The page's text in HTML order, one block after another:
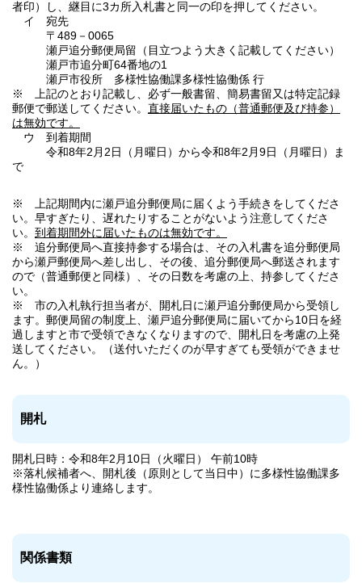
者印）し、継目に3カ所入札書と同一の印を押してください。
イ 宛先
〒489－0065
瀬戸追分郵便局留（目立つよう大きく記載してください）
瀬戸市追分町64番地の1
瀬戸市役所 多様性協働課多様性協働係 行
※ 上記のとおり記載し、必ず一般書留、簡易書留又は特定記録
郵便で郵送してください。 直接届いたもの（普通郵便及び持参）
は無効です。
ウ 到着期間
令和8年2月2日（月曜日）から令和8年2月9日（月曜日）ま
で
※ 上記期間内に瀬戸追分郵便局に届くよう手続きをしてくださ
い。早すぎたり、遅れたりすることがないよう注意してくださ
い。 到着期間外に届いたものは無効です。
※ 追分郵便局へ直接持参する場合は、その入札書を追分郵便局
から瀬戸郵便局へ差し出し、その後、追分郵便局へ郵送されます
ので（普通郵便と同様）、その日数を考慮の上、持参してくださ
い。
※ 市の入札執行担当者が、開札日に瀬戸追分郵便局から受領し
ます。郵便局留の制度上、瀬戸追分郵便局に届いてから10日を経
過しますと市で受領できなくなりますので、開札日を考慮の上発
送してください。（送付いただくのが早すぎても受領ができませ
ん。）
開札
開札日時：令和8年2月10日（火曜日） 午前10時
※落札候補者へ、開札後（原則として当日中）に多様性協働課多
様性協働係より連絡します。
関係書類